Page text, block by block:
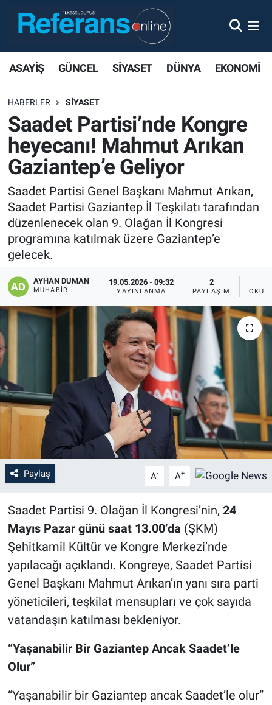
ASAYİŞ GÜNCEL SİYASET DÜNYA EKONOMİ
HABERLER SİYASET
Saadet Partisi’nde Kongre
heyecanı! Mahmut Arıkan
Gaziantep’e Geliyor
Saadet Partisi Genel Başkanı Mahmut Arıkan,
Saadet Partisi Gaziantep İl Teşkilatı tarafından
düzenlenecek olan 9. Olağan İl Kongresi
programına katılmak üzere Gaziantep’e
gelecek.
AYHAN DUMAN
MUHABIR
19.05.2026 - 09:32
YAYINLANMA
2
PAYLAŞIM
Paylaş A- A+
Saadet Partisi 9. Olağan İl Kongresi’nin, 24
Mayıs Pazar günü saat 13.00’da (ŞKM)
Şehitkamil Kültür ve Kongre Merkezi’nde
yapılacağı açıklandı. Kongreye, Saadet Partisi
Genel Başkanı Mahmut Arıkan’ın yanı sıra parti
yöneticileri, teşkilat mensupları ve çok sayıda
vatandaşın katılması bekleniyor.
“Yaşanabilir Bir Gaziantep Ancak Saadet’le
Olur”
“Yaşanabilir bir Gaziantep ancak Saadet’le olur”